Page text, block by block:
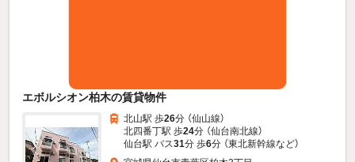
エボルシオン柏木の賃貸物件
北山駅 歩26分 （仙山線）
北四番丁駅 歩24分 （仙台南北線）
仙台駅 バス31分 歩6分 （東北新幹線など）